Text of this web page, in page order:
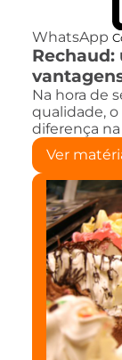
WhatsApp
Na hora de
qualidade,
diferença
Ver